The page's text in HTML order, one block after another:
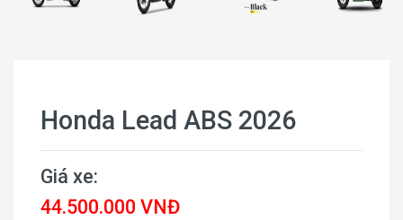
Honda Lead ABS 2026
Giá xe:
44.500.000 VNĐ